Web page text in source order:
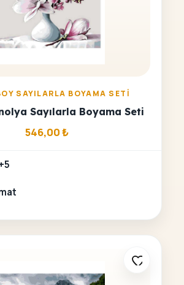
SAYILARLA BOYAMA SETI
Beyaz Manolya Sayılarla Boyama Seti
546,00₺